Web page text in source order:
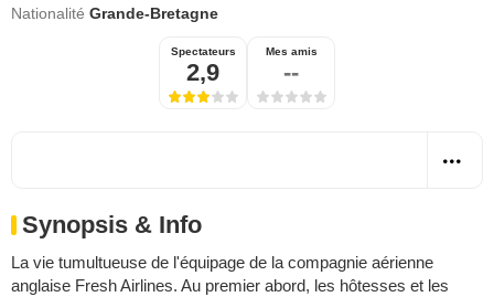
Nationalité Grande-Bretagne
Spectateurs
2,9
Mes amis
--
Synopsis & Info
La vie tumultueuse de l'équipage de la compagnie aérienne
anglaise Fresh Airlines. Au premier abord, les hôtesses et les